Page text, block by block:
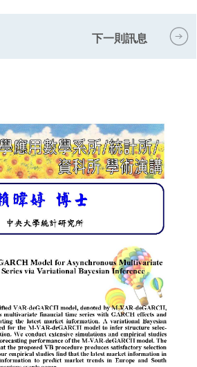
下一則訊息